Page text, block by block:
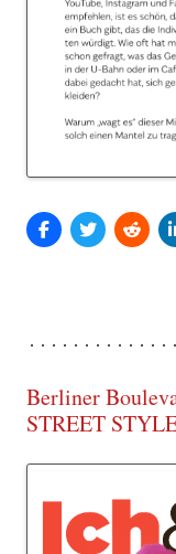
Berliner
STREET